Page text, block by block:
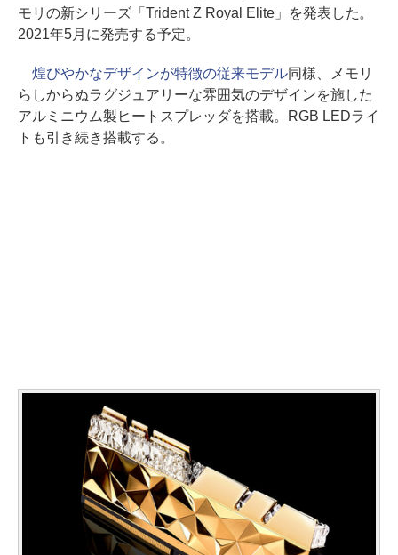
モリの新シリーズ「Trident Z Royal Elite」を発表した。
2021年5月に発売する予定。
煌びやかなデザインが特徴の従来モデル同様、メモリ
らしからぬラグジュアリーな雰囲気のデザインを施した
アルミニウム製ヒートスプレッダを搭載。RGB LEDライ
トも引き続き搭載する。